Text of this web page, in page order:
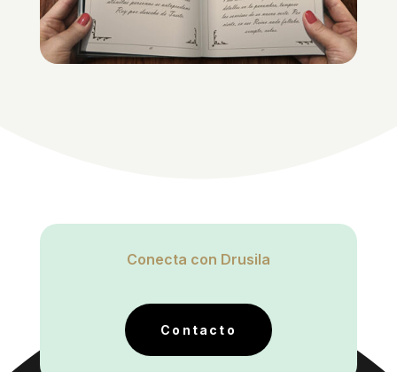
Conecta con Drusila
Contacto